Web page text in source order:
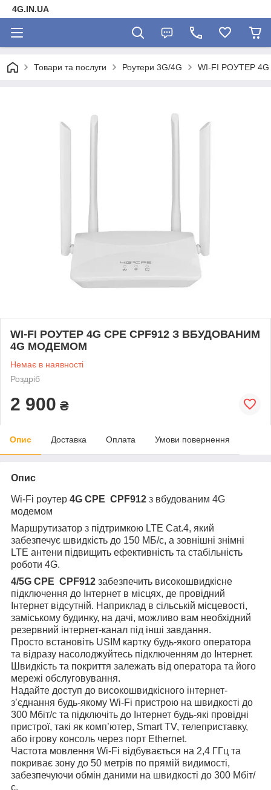
4G.IN.UA
Товари та послуги Роутери 3G/4G WI-FI РОУТЕР
WI-FI РОУТЕР 4G CPE CPF912 З ВБУДОВАНИМ
4G МОДЕМОМ
Немає в наявності
Роздріб
2 900 ₴
Опис Доставка Оплата Умови повернення
Опис
Wi-Fi роутер 4G CPE CPF912 з вбудованим 4G
модемом
Маршрутизатор з підтримкою LTE Cat.4, який
забезпечує швидкість до 150 МБ/с, а зовнішні знімні
LTE антени підвищить ефективність та стабільність
роботи 4G.
4/5G CPE CPF912 забезпечить високошвидкісне
підключення до Інтернет в місцях, де провідний
Інтернет відсутній. Наприклад в сільській місцевості,
заміському будинку, на дачі, можливо вам необхідний
резервний інтернет-канал під інші завдання.
Просто встановіть USIM картку будь-якого оператора
та відразу насолоджуйтесь підключенням до Інтернет.
Швидкість та покриття залежать від оператора та його
мережі обслуговування.
Надайте доступ до високошвидкісного інтернет-
з’єднання будь-якому Wi-Fi пристрою на швидкості до
300 Мбіт/с та підключіть до Інтернет будь-які провідні
пристрої, такі як комп’ютер, Smart TV, телеприставку,
або ігрову консоль через порт Ethernet.
Частота мовлення Wi-Fi відбувається на 2,4 ГГц та
покриває зону до 50 метрів по прямій видимості,
забезпечуючи обмін даними на швидкості до 300 Мбіт/
с.